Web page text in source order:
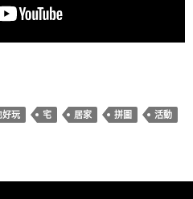
宅活動(拼圖)
好玩 宅 居家 拼圖
活動